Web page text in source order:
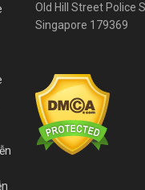
Old Hill Street Police
Singapore 179369